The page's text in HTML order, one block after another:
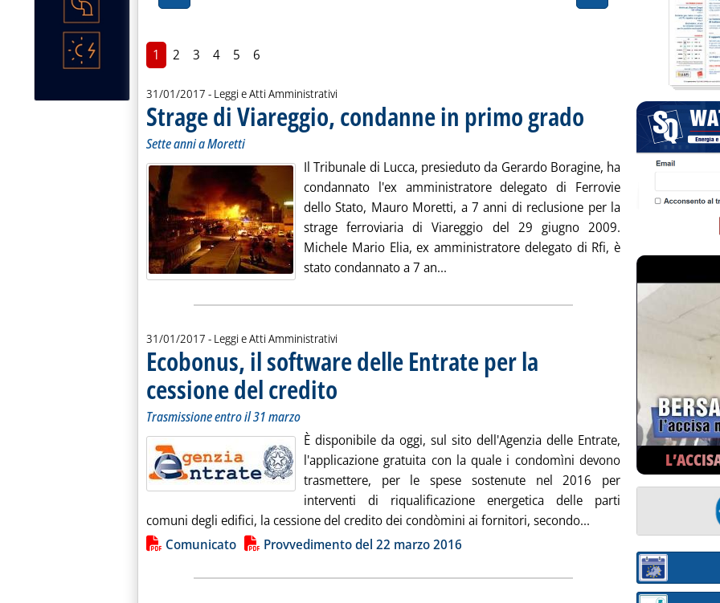
1 2 3 4 5 6
31/01/2017 - Leggi e Atti Amministrativi
Strage di Viareggio, condanne in primo grado . Sottotitolo: Sette anni a Moretti
. Pubblicata martedì 31 gennaio
Sette anni a Moretti
Il Tribunale di Lucca, presieduto da Gerardo Boragine, ha
condannato l'ex amministratore delegato di Ferrovie
dello Stato, Mauro Moretti, a 7 anni di reclusione per la
strage ferroviaria di Viareggio del 29 giugno 2009.
Michele Mario Elia, ex amministratore delegato di Rfi, è
stato condannato a 7 an... Leggi tutta la notizia: 'Strage di Viareggio,
31/01/2017 - Leggi e Atti Amministrativi
Ecobonus, il software delle Entrate per la
cessione del credito . Sottotitolo: Trasmissione entro il 31 marzo
. Pubblicata martedì 31 gennaio 2017 alle 15.36.
Trasmissione entro il 31 marzo
È disponibile da oggi, sul sito dell'Agenzia delle Entrate,
l'applicazione gratuita con la quale i condomìni devono
trasmettere, per le spese sostenute nel 2016 per
interventi di riqualificazione energetica delle parti
comuni degli edifici, la cessione del credito dei condòmini ai fornitori, secondo... Leggi tutta la notizia:
Lista allegati PDF alla notizia
Comunicato Provvedimento del 22 marzo 2016
Sezione: